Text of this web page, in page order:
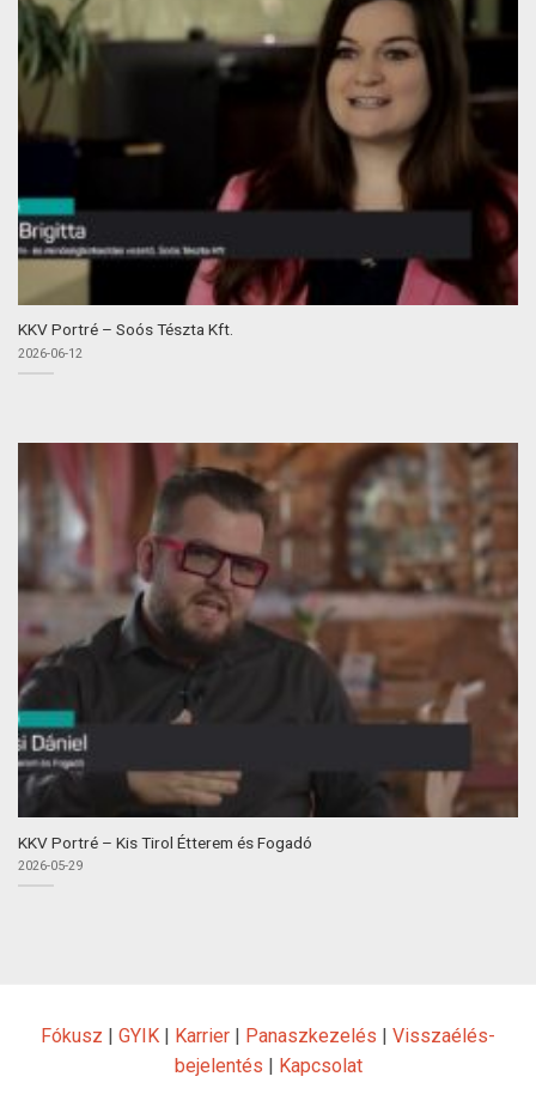
KKV Portré – Soós Tészta Kft.
2026-06-12
KKV Portré – Kis Tirol Étterem és Fogadó
2026-05-29
Fókusz GYIK Karrier Panaszkezelés
Visszaélés-
bejelentés
Kapcsolat